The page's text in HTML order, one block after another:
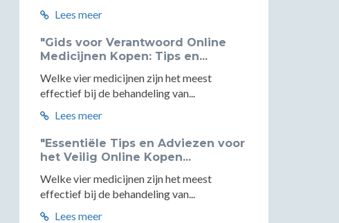
Lees meer
"Gids voor Verantwoord Online
Medicijnen Kopen: Tips en...
Welke vier medicijnen zijn het meest
effectief bij de behandeling van...
Lees meer
"Essentiële Tips en Adviezen voor
het Veilig Online Kopen...
Welke vier medicijnen zijn het meest
effectief bij de behandeling van...
Lees meer